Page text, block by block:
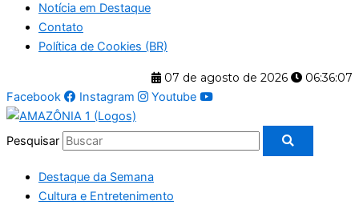
Notícia em Destaque
Contato
Política de Cookies (BR)
07 de agosto de 2026
06:36:08
Facebook
Instagram Youtube
Pesquisar
Destaque da Semana
Cultura e Entretenimento